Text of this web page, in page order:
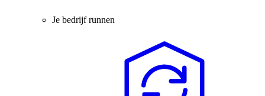
Je bedrijf runnen